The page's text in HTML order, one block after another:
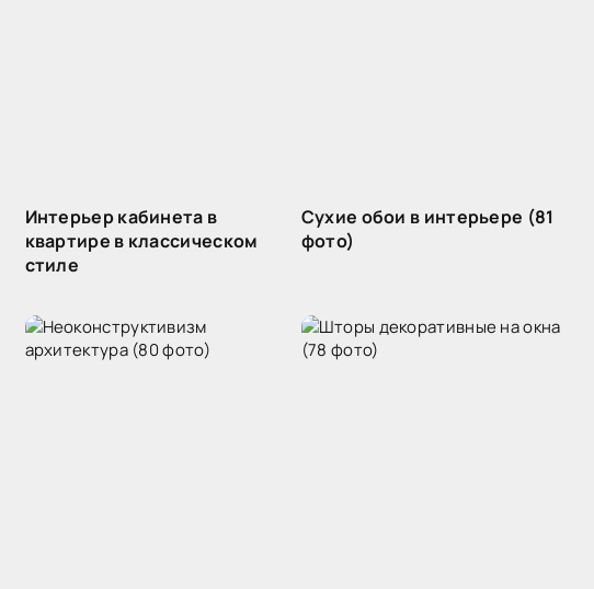
Интерьер кабинета в
квартире в классическом
стиле
Сухие обои в интерьере (81
фото)